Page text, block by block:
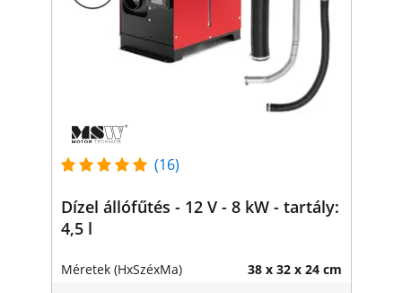
(16)
Dízel állófűtés - 12 V - 8 kW - tartály:
4,5 l
Méretek (HxSzéxMa) 38 x 32 x 24 cm